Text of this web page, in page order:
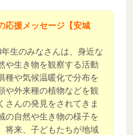
応援メッセージ 【安城
生のみなさんは、身近な
や生き物を観察する活動
種や気候温暖化で分布を
や外来種の植物などを観
さんの発見をされてきま
の自然や生き物の様子を
将来、子どもたちが地域